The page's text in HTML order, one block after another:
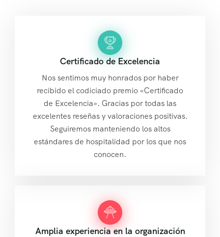
Certificado de Excelencia
Nos sentimos muy honrados por haber
recibido el codiciado premio «Certificado
de Excelencia». Gracias por todas las
excelentes reseñas y valoraciones positivas.
Seguiremos manteniendo los altos
estándares de hospitalidad por los que nos
conocen.
Amplia experiencia en la organización